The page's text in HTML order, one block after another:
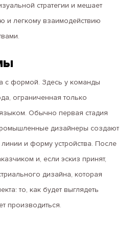
стратегии и мешает
и легкому взаимодействию
с формой. Здесь у команды
ограниченная только
Обычно первая стадия
дизайнеры создают
и форму устройства. После
и, если эскиз принят,
дизайна, которая
то, как будет выглядеть
производиться.